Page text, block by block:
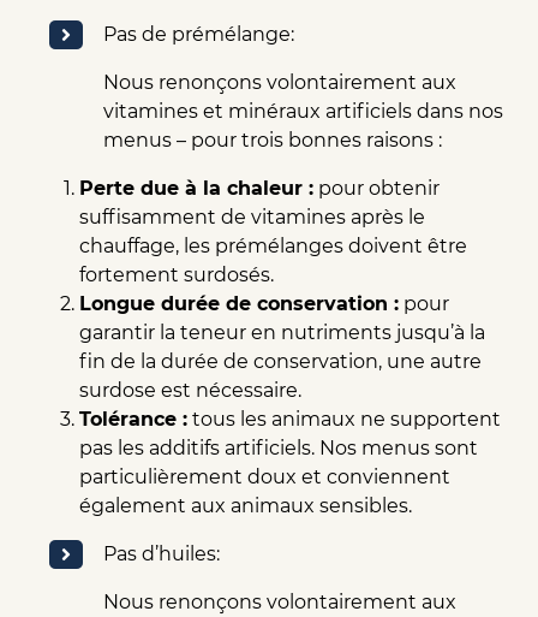
Pas de prémélange:
Nous renonçons volontairement aux
vitamines et minéraux artificiels dans nos
menus – pour trois bonnes raisons :
Perte due à la chaleur : pour obtenir
suffisamment de vitamines après le
chauffage, les prémélanges doivent être
fortement surdosés.
Longue durée de conservation : pour
garantir la teneur en nutriments jusqu’à la
fin de la durée de conservation, une autre
surdose est nécessaire.
Tolérance : tous les animaux ne supportent
pas les additifs artificiels. Nos menus sont
particulièrement doux et conviennent
également aux animaux sensibles.
Pas d’huiles:
Nous renonçons volontairement aux